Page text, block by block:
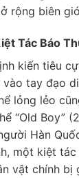
rộng biên
Tác Báo
kiến tiêu
tay đạo
lỏng lẻo
“Old Boy”
Hàn
một kiệt
vật chính bị